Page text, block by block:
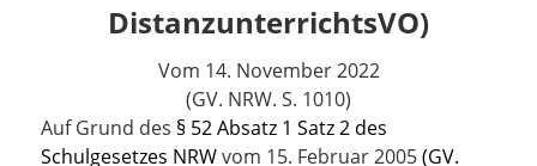
DistanzunterrichtsVO)
Vom 14. November 2022
(GV. NRW. S. 1010)
Auf Grund des § 52 Absatz 1 Satz 2 des
Schulgesetzes NRWvom 15. Februar 2005(GV.